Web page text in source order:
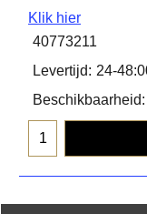
Klik hier
40773211
Levertijd: 24-
Beschikbaarheid